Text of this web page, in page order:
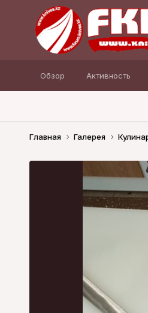
Обзор Активность
Главная Галерея